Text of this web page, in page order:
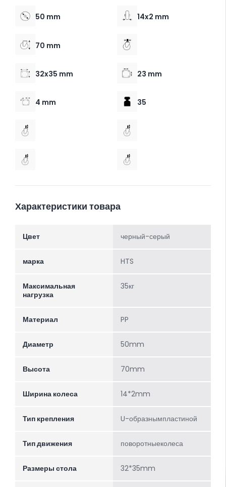
50 mm 14x2 mm
70 mm
32x35 mm 23 mm
4 mm 35
Характеристики товара
Цвет черный-серый
марка HTS
Максимальная
нагрузка
35кг
Материал PP
Диаметр 50mm
Высота 70mm
Ширина колеса 14*2mm
Тип крепления U-образнымпластиной
Тип движения поворотныеколеса
Размеры стола 32*35mm